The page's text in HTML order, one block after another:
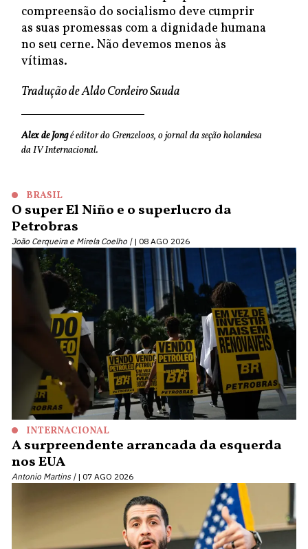
compreensão do socialismo deve cumprir
as suas promessas com a dignidade humana
no seu cerne. Não devemos menos às
vítimas.
Tradução de Aldo Cordeiro Sauda
Alex de Jongé editor do Grenzeloos, o jornal da seção holandesa
da IV Internacional.
BRASIL
O super El Niño e o superlucro da
Petrobras
João Cerqueira e Mirela Coelho | 08 AGO 2026
INTERNACIONAL
A surpreendente arrancada da esquerda
nos EUA
Antonio Martins | 07 AGO 2026